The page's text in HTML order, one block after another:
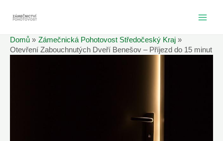
Domů
Zámečnická Pohotovost Středočeský Kraj
Otevření Zabouchnutých Dveří Benešov – Příjezd do 15 minut